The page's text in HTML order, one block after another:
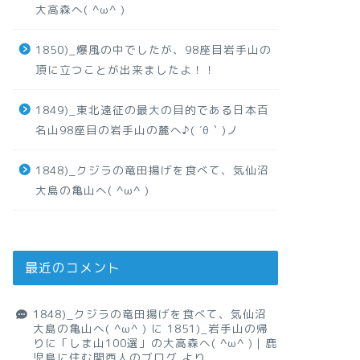
大高森へ( ^ω^ )
1850)_爆風の中でしたが、98座目岩手山の
頂に立つことが出来ましたよ！！
1849)_東北遠征の最大の目的である日本百
名山98座目の岩手山の麓へ♪( ´θ｀)ノ
1848)_クジラの竜田揚げを食べて、気仙沼
大島の亀山へ( ^ω^ )
最近のコメント
1848)_クジラの竜田揚げを食べて、気仙沼
大島の亀山へ( ^ω^ ) に 1851)_岩手山の帰
りに「しま山100選」の大高森へ( ^ω^ )｜鹿